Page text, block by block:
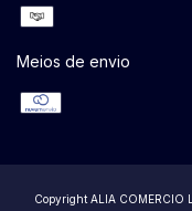
Meios de envio
Copyright ALIA COMERCIO